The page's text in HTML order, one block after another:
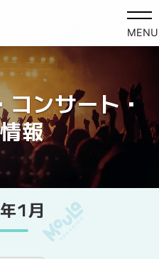
MENU
コンサート・
報
1月